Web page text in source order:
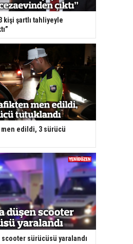
kişi şartlı tahliyeyle
edildi, 3 sürücü
scooter sürücüsü yaralandı